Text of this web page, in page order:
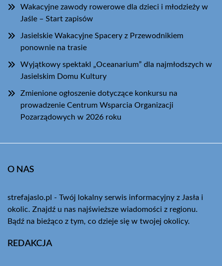
Wakacyjne zawody rowerowe dla dzieci i młodzieży w
Jaśle – Start zapisów
Jasielskie Wakacyjne Spacery z Przewodnikiem
ponownie na trasie
Wyjątkowy spektakl „Oceanarium” dla najmłodszych w
Jasielskim Domu Kultury
Zmienione ogłoszenie dotyczące konkursu na
prowadzenie Centrum Wsparcia Organizacji
Pozarządowych w 2026 roku
O NAS
strefajaslo.pl - Twój lokalny serwis informacyjny z Jasła i
okolic. Znajdź u nas najświeższe wiadomości z regionu.
Bądź na bieżąco z tym, co dzieje się w twojej okolicy.
REDAKCJA